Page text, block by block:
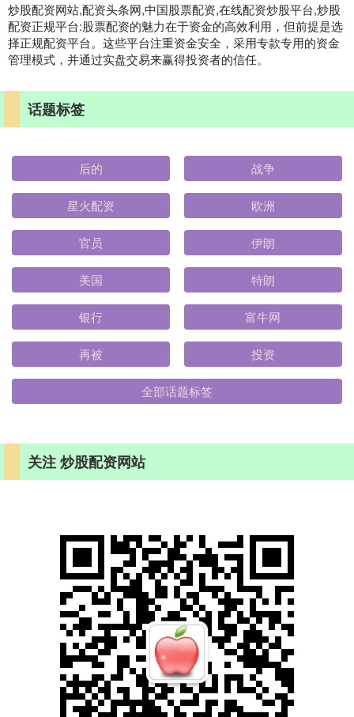
炒股配资网站,配资头条网,中国股票配资,在线配资炒股平台,炒股
配资正规平台:股票配资的魅力在于资金的高效利用，但前提是选
择正规配资平台。这些平台注重资金安全，采用专款专用的资金
管理模式，并通过实盘交易来赢得投资者的信任。
话题标签
后的 战争
星火配资 欧洲
官员 伊朗
美国 特朗
银行 富牛网
再被 投资
全部话题标签
关注 炒股配资网站